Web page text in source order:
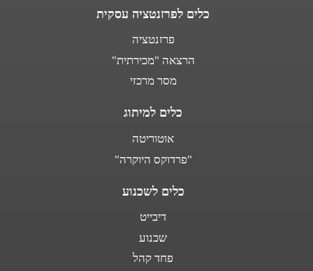
כלים לפרזנטציה עסקית
פרזנטציה
הרצאה "מכירתית"
מסר מרכזי
כלים למיתוג
אוטוריטה
"פרדוקס היוקרה"
כלים לשכנוע
דיבייט
שכנוע
פחד קהל